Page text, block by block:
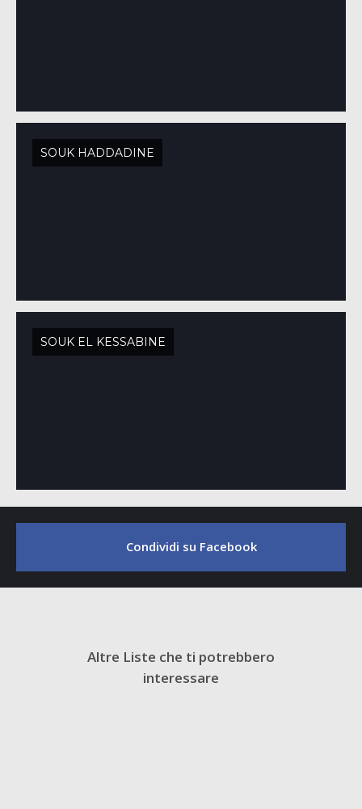
SOUK HADDADINE
SOUK EL KESSABINE
Condividi su Facebook
Altre Liste che ti potrebbero
interessare